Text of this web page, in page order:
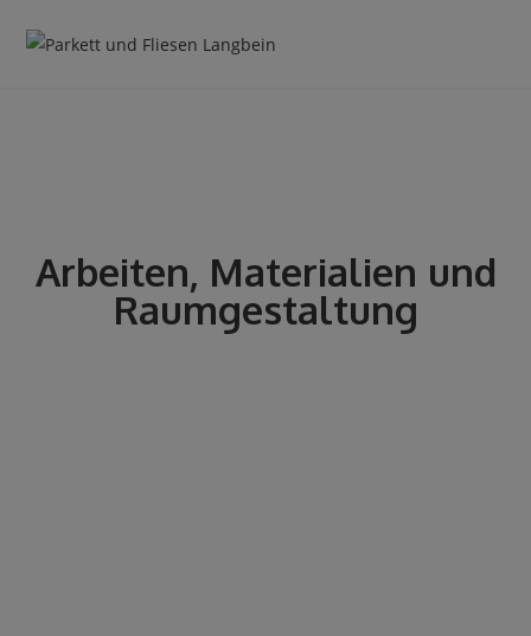
Arbeiten, Materialien und
Raumgestaltung